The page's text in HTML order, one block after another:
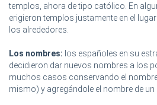
templos, ahora de tipo católico. En
erigieron templos justamente en el
los alrededores.
Los nombres: los españoles en su
decidieron dar nuevos nombres a los
muchos casos conservando el
mismo) y agregándole el nombre de un